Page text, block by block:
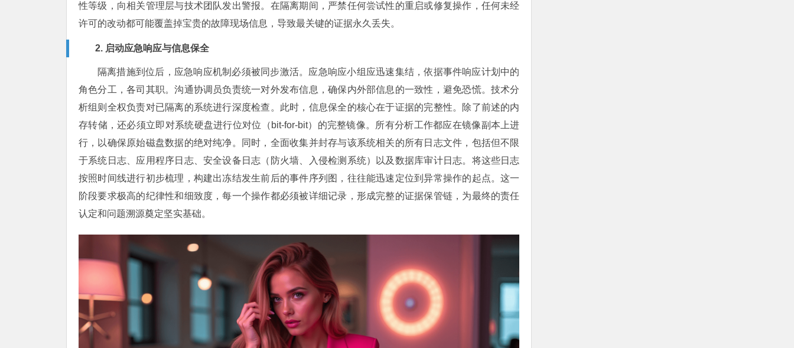
性等级，向相关管理层与技术团队发出警报。在隔离期间，严禁任何尝试性的重启或修复操作，任何未经
许可的改动都可能覆盖掉宝贵的故障现场信息，导致最关键的证据永久丢失。
2. 启动应急响应与信息保全
隔离措施到位后，应急响应机制必须被同步激活。应急响应小组应迅速集结，依据事件响应计划中的
角色分工，各司其职。沟通协调员负责统一对外发布信息，确保内外部信息的一致性，避免恐慌。技术分
析组则全权负责对已隔离的系统进行深度检查。此时，信息保全的核心在于证据的完整性。除了前述的内
存转储，还必须立即对系统硬盘进行位对位（bit-for-bit）的完整镜像。所有分析工作都应在镜像副本上进
行，以确保原始磁盘数据的绝对纯净。同时，全面收集并封存与该系统相关的所有日志文件，包括但不限
于系统日志、应用程序日志、安全设备日志（防火墙、入侵检测系统）以及数据库审计日志。将这些日志
按照时间线进行初步梳理，构建出冻结发生前后的事件序列图，往往能迅速定位到异常操作的起点。这一
阶段要求极高的纪律性和细致度，每一个操作都必须被详细记录，形成完整的证据保管链，为最终的责任
认定和问题溯源奠定坚实基础。